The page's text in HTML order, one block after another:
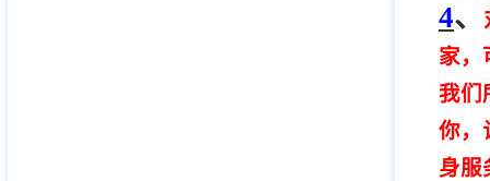
4、
家，
我们
你，
身服